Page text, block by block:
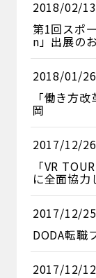
2018/02/13
第1回スポ
n」出展の
2018/01/26
「働き方
岡
2017/12/26
「VR
に全面協力
2017/12/25
DODA転職
2017/12/12